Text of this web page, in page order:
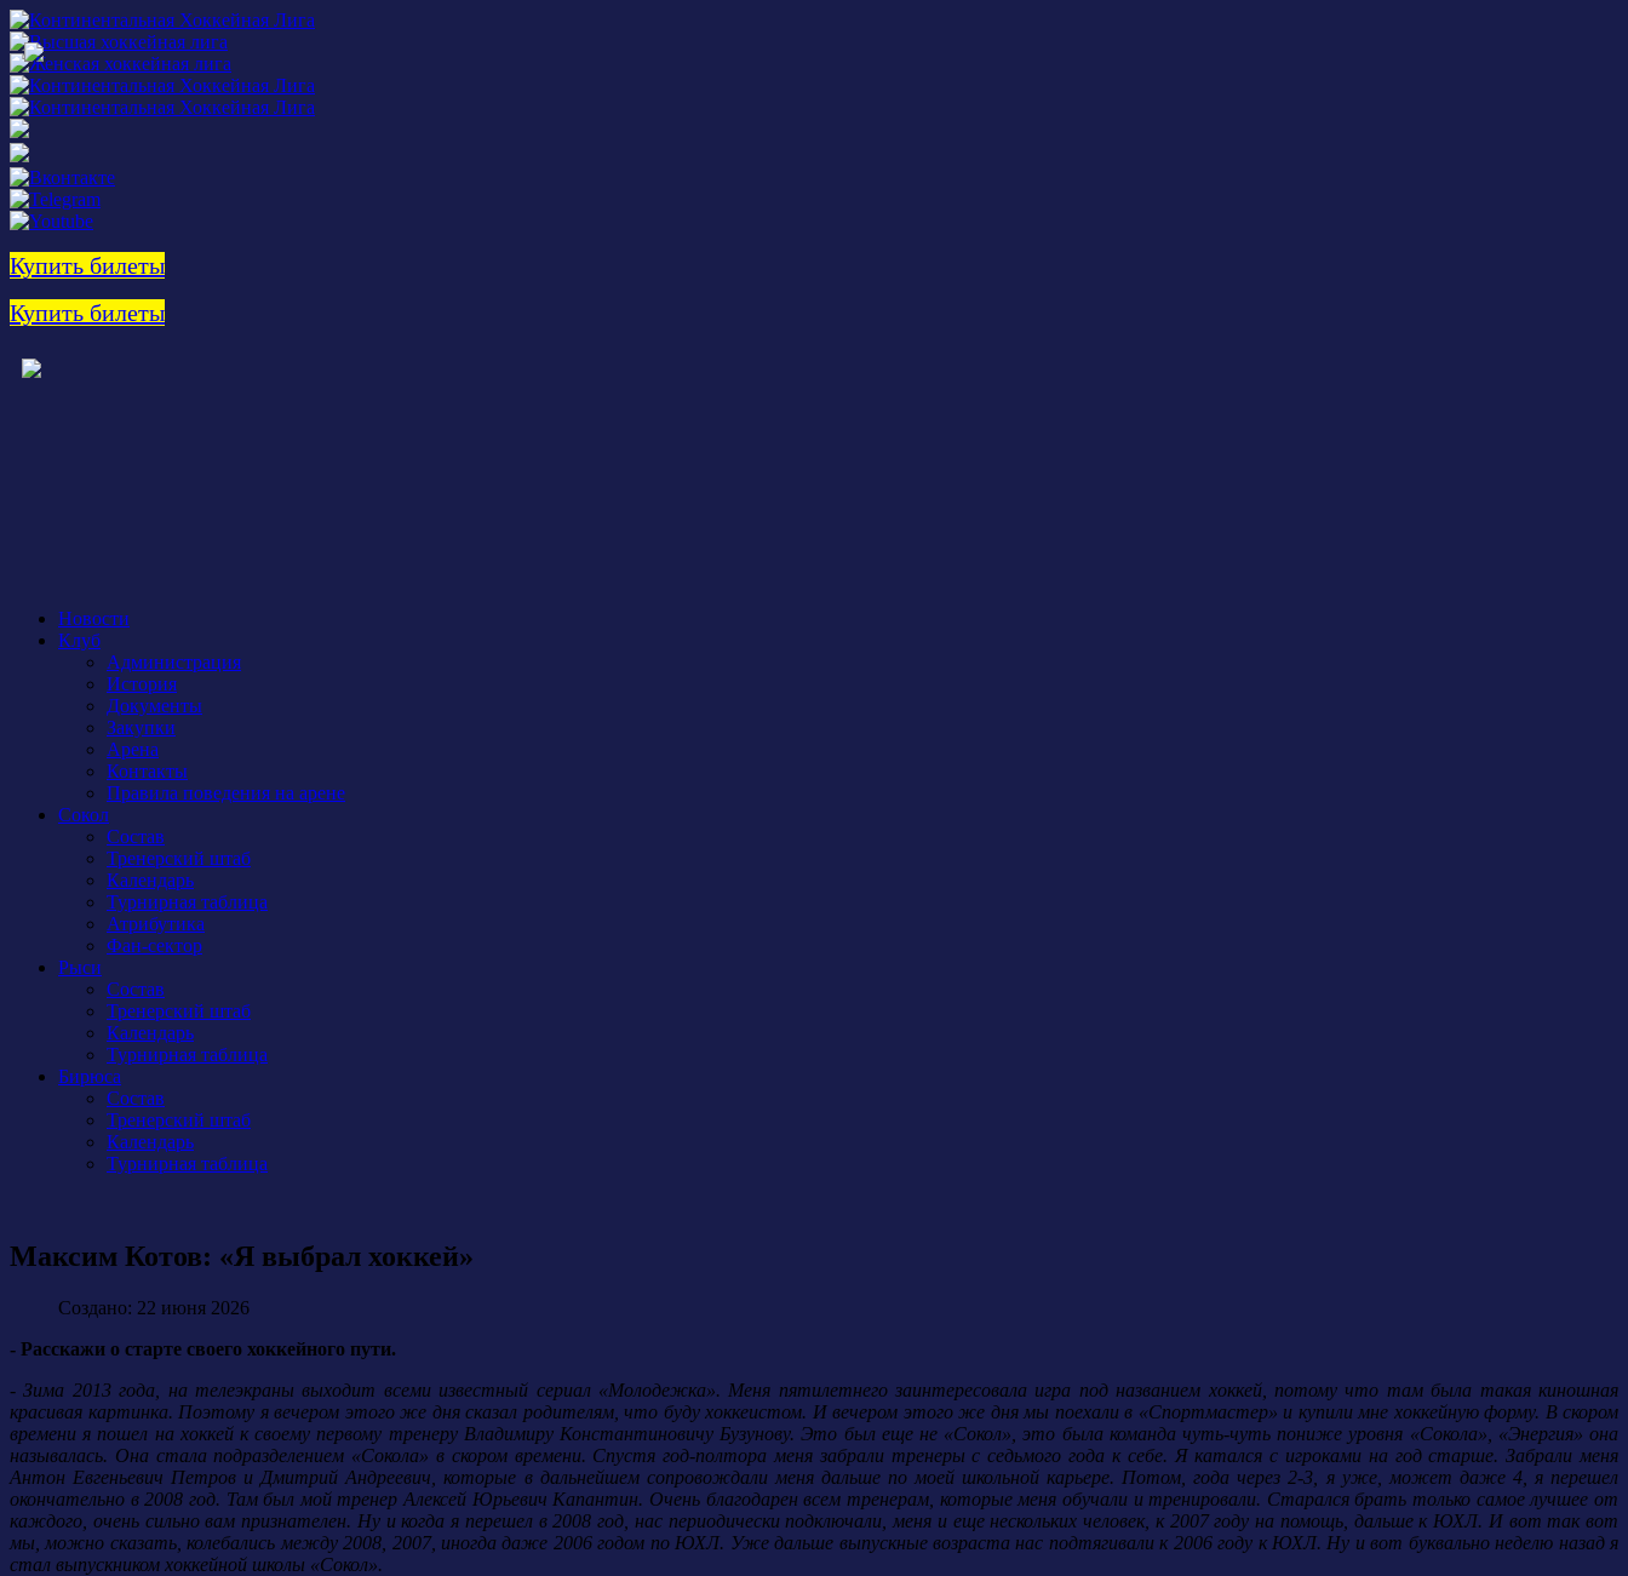
Купить билеты
Купить билеты
Новости
Клуб
Администрация
История
Документы
Закупки
Арена
Контакты
Правила поведения на арене
Сокол
Состав
Тренерский штаб
Календарь
Турнирная таблица
Атрибутика
Фан-сектор
Рыси
Состав
Тренерский штаб
Календарь
Турнирная таблица
Бирюса
Состав
Тренерский штаб
Календарь
Турнирная таблица
Максим Котов: «Я выбрал хоккей»
Создано: 22 июня 2026
- Расскажи о старте своего хоккейного пути.
- Зима 2013 года, на телеэкраны выходит всеми известный сериал «Молодежка». Меня пятилетнего заинтересовала игра под названием хоккей, потому что там была такая киношная
красивая картинка. Поэтому я вечером этого же дня сказал родителям, что буду хоккеистом. И вечером этого же дня мы поехали в «Спортмастер» и купили мне хоккейную форму. В скором
времени я пошел на хоккей к своему первому тренеру Владимиру Константиновичу Бузунову. Это был еще не «Сокол», это была команда чуть-чуть пониже уровня «Сокола», «Энергия» она
называлась. Она стала подразделением «Сокола» в скором времени. Спустя год-полтора меня забрали тренеры с седьмого года к себе. Я катался с игроками на год старше. Забрали меня
Антон Евгеньевич Петров и Дмитрий Андреевич, которые в дальнейшем сопровождали меня дальше по моей школьной карьере. Потом, года через 2-3, я уже, может даже 4, я перешел
окончательно в 2008 год. Там был мой тренер Алексей Юрьевич Капантин. Очень благодарен всем тренерам, которые меня обучали и тренировали. Старался брать только самое лучшее от
каждого, очень сильно вам признателен. Ну и когда я перешел в 2008 год, нас периодически подключали, меня и еще нескольких человек, к 2007 году на помощь, дальше к ЮХЛ. И вот так вот
мы, можно сказать, колебались между 2008, 2007, иногда даже 2006 годом по ЮХЛ. Уже дальше выпускные возраста нас подтягивали к 2006 году к ЮХЛ. Ну и вот буквально неделю назад я
стал выпускником хоккейной школы «Сокол».